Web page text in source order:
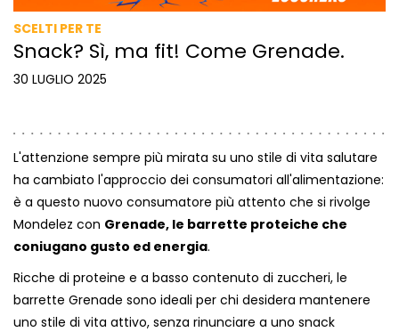
SCELTI PER TE
Snack? Sì, ma fit! Come Grenade.
30 LUGLIO 2025
L'attenzione sempre più mirata su uno stile di vita salutare
ha cambiato l'approccio dei consumatori all'alimentazione:
è a questo nuovo consumatore più attento che si rivolge
Mondelez con Grenade, le barrette proteiche che
coniugano gusto ed energia.
Ricche di proteine e a basso contenuto di zuccheri, le
barrette Grenade sono ideali per chi desidera mantenere
uno stile di vita attivo, senza rinunciare a uno snack